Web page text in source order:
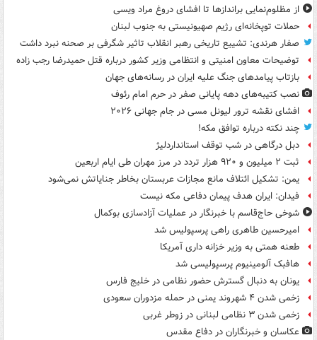
از مظلوم‌نمایی براندازها تا افشای دروغ مراد ویسی
حملات توپخانه‌ای رژیم صهیونیستی به جنوب لبنان
صفار هرندی: تشییع تاریخی رهبر انقلاب تاثیر شگرفی بر صحنه نبرد داشت
توضیحات معاون امنیتی و انتظامی وزیر کشور درباره قتل حمیدرضا رجب زاده
بازتاب پیامدهای جنگ علیه ایران در رسانه‌های جهان
نصب کتیبه‌های دهه پایانی صفر در حرم امام رئوف
افشای نقشه ترور لیونل مسی در جام جهانی ۲۰۲۶
چند نکته درباره توافق مکه!
دبل درگاهی در شب توقف استانداردلیژ
ثبت ۲ میلیون و ۹۲۰ هزار تردد در مرز مهران طی ایام اربعین
یمن: تشکیل ائتلاف مانع مجازات عربستان بخاطر جنایاتش نمی‌شود
فیدان: ایران هدف پیمان دفاعی مکه نیست
شوخی حاج‌قاسم با خبرنگار در عملیات آزادسازی بوکمال
امیرحسین طاهری راهی پرسپولیس شد
طعنه همتی به وزیر خزانه داری آمریکا
هافبک آلومینیوم پرسپولیسی شد
یونان به دنبال گسترش حضور نظامی در خلیج فارس
زخمی شدن ۴ شهروند یمنی در حمله مزدوران سعودی
زخمی شدن ۳ نظامی لبنانی در زوطر غربی
عکاسان و خبرنگاران در دفاع مقدس